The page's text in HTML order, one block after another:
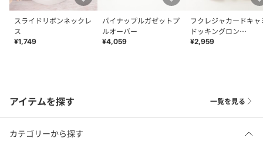
スライドリボンネックレ
ス
¥1,749
パイナップルガゼットプ
ルオーバー
¥4,059
フクレジャカードキャ
ドッキングロン
T（120~160cm）
¥2,959
アイテムを探す 一覧を見る
カテゴリーから探す